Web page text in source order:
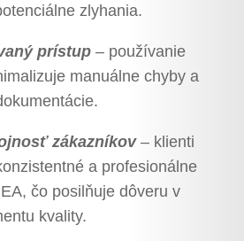
zlyhania.
prístup – používanie
manuálne chyby a
zákazníkov – klienti
a profesionálne
čo posilňuje dôveru v
kvality.